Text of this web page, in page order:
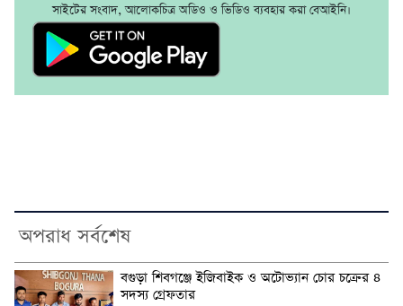
সাইটের সংবাদ, আলোকচিত্র অডিও ও ভিডিও ব্যবহার করা বেআইনি।
অপরাধ সর্বশেষ
বগুড়া শিবগঞ্জে ইজিবাইক ও অটোভ্যান চোর চক্রের ৪
সদস্য গ্রেফতার